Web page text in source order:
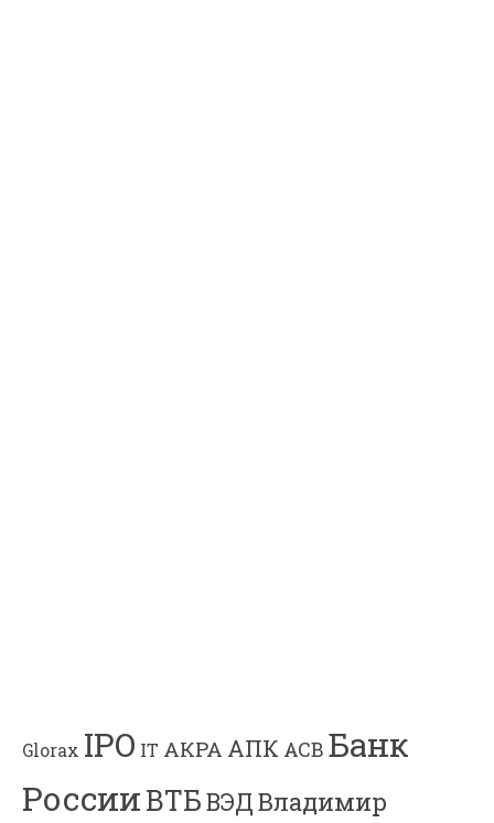
Glorax IPO IT АКРА АПК АСВ Банк
РоссииВТБВЭДВладимир